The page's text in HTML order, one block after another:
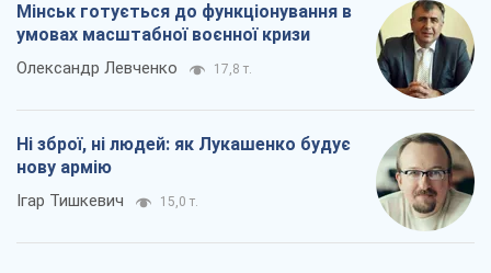
Мінськ готується до функціонування в
умовах масштабної воєнної кризи
Олександр Левченко 17,8 т.
Ні зброї, ні людей: як Лукашенко будує
нову армію
Ігар Тишкевич 15,0 т.